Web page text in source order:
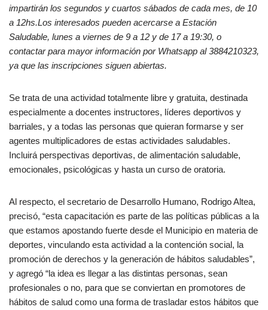
impartirán los segundos y cuartos sábados de cada mes, de 10
a 12hs.Los interesados pueden acercarse a Estación
Saludable, lunes a viernes de 9 a 12 y de 17 a 19:30, o
contactar para mayor información por Whatsapp al 3884210323,
ya que las inscripciones siguen abiertas.
Se trata de una actividad totalmente libre y gratuita, destinada
especialmente a docentes instructores, líderes deportivos y
barriales, y a todas las personas que quieran formarse y ser
agentes multiplicadores de estas actividades saludables.
Incluirá perspectivas deportivas, de alimentación saludable,
emocionales, psicológicas y hasta un curso de oratoria.
Al respecto, el secretario de Desarrollo Humano, Rodrigo Altea,
precisó, “esta capacitación es parte de las políticas públicas a la
que estamos apostando fuerte desde el Municipio en materia de
deportes, vinculando esta actividad a la contención social, la
promoción de derechos y la generación de hábitos saludables”,
y agregó “la idea es llegar a las distintas personas, sean
profesionales o no, para que se conviertan en promotores de
hábitos de salud como una forma de trasladar estos hábitos que